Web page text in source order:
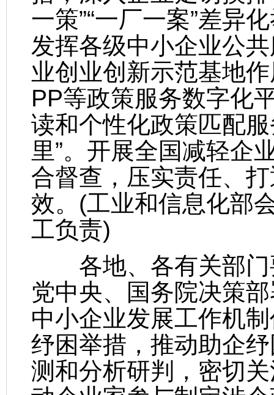
一策”“一厂一案”差异
发挥各级中小企业公
业创业创新示范基地
PP等政策服务数字化
读和个性化政策匹配
里”。开展全国减轻企
合督查，压实责任、
效。(工业和信息化部
工负责)
各地、各有关部门
党中央、国务院决策
中小企业发展工作机
纾困举措，推动助企
测和分析研判，密切